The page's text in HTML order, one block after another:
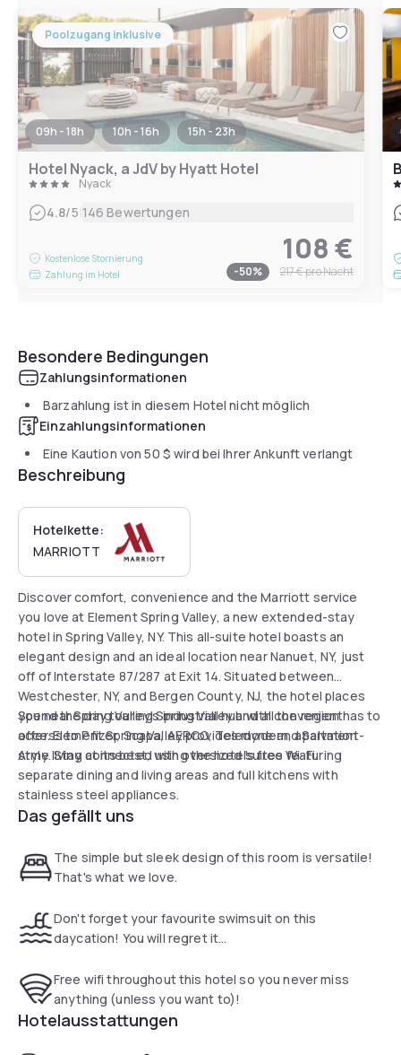
Poolzugang inklusive
09h - 18h 10h - 16h 15h - 23h
Hotel Nyack, a JdV by Hyatt Hotel
Nyack
4.8/5|146 Bewertungen
Kostenlose Stornierung
Zahlung im Hotel
108 €
-50% 217 €pro Nacht
Besondere Bedingungen
Zahlungsinformationen
Barzahlung ist in diesem Hotel nicht möglich
Einzahlungsinformationen
Eine Kaution von50 $ wird bei Ihrer Ankunft verlangt
Beschreibung
Hotelkette:
MARRIOTT
Discover comfort, convenience and the Marriott service
you love at Element Spring Valley, a new extended-stay
hotel in Spring Valley, NY. This all-suite hotel boasts an
elegant design and an ideal location near Nanuet, NY, just
off of Interstate 87/287 at Exit 14. Situated between
Westchester, NY, and Bergen County, NJ, the hotel places
you near Spring Valley's industrial hub with convenient
access to Pfizer, Scapa, AERCO, Teledyne and Salvation
Army. Stay connected using the hotel's free Wi-Fi.
Spend the day touring Spring Valley and all the region has to
offer. Element Spring Valley provides modern, apartment-
style living at its best, with oversized suites featuring
separate dining and living areas and full kitchens with
stainless steel appliances.
Das gefällt uns
The simple but sleek design of this room is versatile!
That's what we love.
Don't forget your favourite swimsuit on this
daycation! You will regret it...
Free wifi throughout this hotel so you never miss
anything (unless you want to)!
Hotelausstattungen